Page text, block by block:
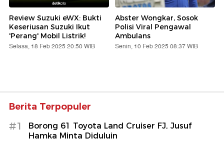
Review Suzuki eWX: Bukti
Keseriusan Suzuki Ikut
'Perang' Mobil Listrik!
Selasa, 18 Feb 2025 20:50 WIB
Abster Wongkar, Sosok
Polisi Viral Pengawal
Ambulans
Senin, 10 Feb 2025 08:37 WIB
Berita Terpopuler
#1
Borong 61 Toyota Land Cruiser FJ, Jusuf
Hamka Minta Diduluin